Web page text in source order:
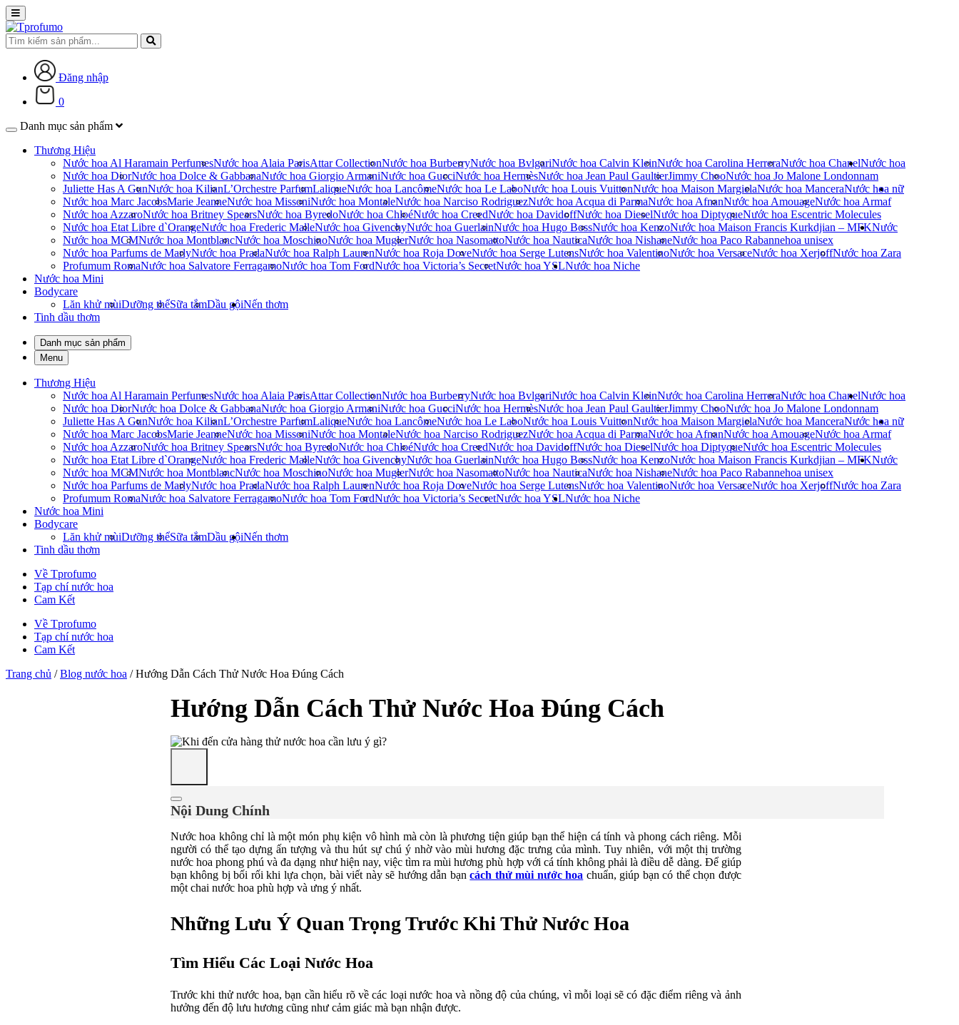
Đăng nhập
0
Danh mục sản phẩm
Thương Hiệu
Nước hoa Al Haramain PerfumesNước hoa Alaia ParisAttar CollectionNước hoa BurberryNước hoa BvlgariNước hoa Calvin KleinNước hoa Carolina HerreraNước hoa Chanel
Nước hoa DiorNước hoa Dolce & GabbanaNước hoa Giorgio ArmaniNước hoa GucciNước hoa HermèsNước hoa Jean Paul GaultierJimmy ChooNước hoa Jo Malone London
Juliette Has A GunNước hoa KilianL’Orchestre ParfumLaliqueNước hoa LancômeNước hoa Le LaboNước hoa Louis VuittonNước hoa Maison MargielaNước hoa Mancera
Nước hoa Marc JacobsMarie JeanneNước hoa MissoniNước hoa MontaleNước hoa Narciso RodriguezNước hoa Acqua di ParmaNước hoa AfnanNước hoa AmouageNước hoa Armaf
Nước hoa AzzaroNước hoa Britney SpearsNước hoa ByredoNước hoa ChloéNước hoa CreedNước hoa DavidoffNước hoa DieselNước hoa DiptyqueNước hoa Escentric Molecules
Nước hoa Etat Libre d`OrangeNước hoa Frederic MalleNước hoa GivenchyNước hoa GuerlainNước hoa Hugo BossNước hoa KenzoNước hoa Maison Francis Kurkdjian – MFK
Nước hoa MCMNước hoa MontblancNước hoa MoschinoNước hoa MuglerNước hoa NasomattoNước hoa NauticaNước hoa NishaneNước hoa Paco Rabanne
Nước hoa Parfums de MarlyNước hoa PradaNước hoa Ralph LaurenNước hoa Roja DoveNước hoa Serge LutensNước hoa ValentinoNước hoa VersaceNước hoa XerjoffNước hoa Zara
Profumum RomaNước hoa Salvatore FerragamoNước hoa Tom FordNước hoa Victoria’s SecretNước hoa YSL
Nước hoa
nam
Nước hoa nữ
Nước
hoa unisex
Nước hoa Niche
Nước hoa Mini
Bodycare
Lăn khử mùiDưỡng thểSữa tắmDầu gộiNến thơm
Tinh dầu thơm
Danh mục sản phẩm
Menu
Thương Hiệu
Nước hoa Al Haramain PerfumesNước hoa Alaia ParisAttar CollectionNước hoa BurberryNước hoa BvlgariNước hoa Calvin KleinNước hoa Carolina HerreraNước hoa Chanel
Nước hoa DiorNước hoa Dolce & GabbanaNước hoa Giorgio ArmaniNước hoa GucciNước hoa HermèsNước hoa Jean Paul GaultierJimmy ChooNước hoa Jo Malone London
Juliette Has A GunNước hoa KilianL’Orchestre ParfumLaliqueNước hoa LancômeNước hoa Le LaboNước hoa Louis VuittonNước hoa Maison MargielaNước hoa Mancera
Nước hoa Marc JacobsMarie JeanneNước hoa MissoniNước hoa MontaleNước hoa Narciso RodriguezNước hoa Acqua di ParmaNước hoa AfnanNước hoa AmouageNước hoa Armaf
Nước hoa AzzaroNước hoa Britney SpearsNước hoa ByredoNước hoa ChloéNước hoa CreedNước hoa DavidoffNước hoa DieselNước hoa DiptyqueNước hoa Escentric Molecules
Nước hoa Etat Libre d`OrangeNước hoa Frederic MalleNước hoa GivenchyNước hoa GuerlainNước hoa Hugo BossNước hoa KenzoNước hoa Maison Francis Kurkdjian – MFK
Nước hoa MCMNước hoa MontblancNước hoa MoschinoNước hoa MuglerNước hoa NasomattoNước hoa NauticaNước hoa NishaneNước hoa Paco Rabanne
Nước hoa Parfums de MarlyNước hoa PradaNước hoa Ralph LaurenNước hoa Roja DoveNước hoa Serge LutensNước hoa ValentinoNước hoa VersaceNước hoa XerjoffNước hoa Zara
Profumum RomaNước hoa Salvatore FerragamoNước hoa Tom FordNước hoa Victoria’s SecretNước hoa YSL
Nước hoa
nam
Nước hoa nữ
Nước
hoa unisex
Nước hoa Niche
Nước hoa Mini
Bodycare
Lăn khử mùiDưỡng thểSữa tắmDầu gộiNến thơm
Tinh dầu thơm
Về Tprofumo
Tạp chí nước hoa
Cam Kết
Về Tprofumo
Tạp chí nước hoa
Cam Kết
Trang chủ /Blog nước hoa /Hướng Dẫn Cách Thử Nước Hoa Đúng Cách
Hướng Dẫn Cách Thử Nước Hoa Đúng Cách
Nội Dung Chính
Nước hoa không chỉ là một món phụ kiện vô hình mà còn là phương tiện giúp bạn thể hiện cá tính và phong cách riêng. Mỗi
người có thể tạo dựng ấn tượng và thu hút sự chú ý nhờ vào mùi hương đặc trưng của mình. Tuy nhiên, với một thị trường
nước hoa phong phú và đa dạng như hiện nay, việc tìm ra mùi hương phù hợp với cá tính không phải là điều dễ dàng. Để giúp
bạn không bị bối rối khi lựa chọn, bài viết này sẽ hướng dẫn bạncách thử mùi nước hoa chuẩn, giúp bạn có thể chọn được
một chai nước hoa phù hợp và ưng ý nhất.
Những Lưu Ý Quan Trọng Trước Khi Thử Nước Hoa
Tìm Hiểu Các Loại Nước Hoa
Trước khi thử nước hoa, bạn cần hiểu rõ về các loại nước hoa và nồng độ của chúng, vì mỗi loại sẽ có đặc điểm riêng và ảnh
hưởng đến độ lưu hương cũng như cảm giác mà bạn nhận được.